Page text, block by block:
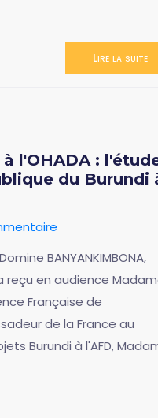
Lire la suite
l'OHADA :
du Burundi
BANYANKIMBONA,
reçu en audience
Française de
de la France au
Burundi à l'AFD,